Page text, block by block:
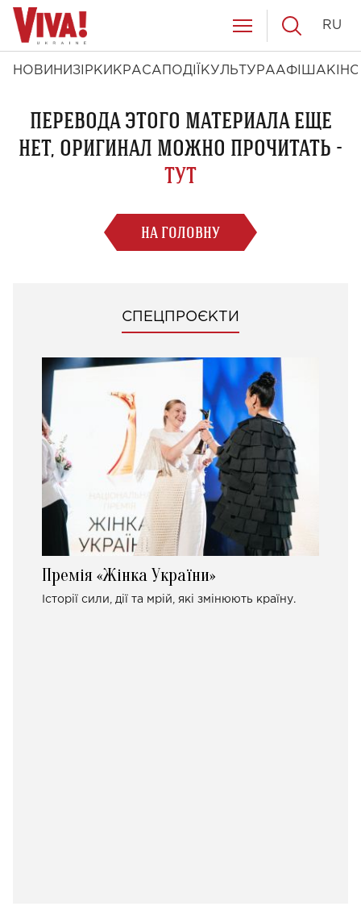
НОВИНИ ЗІРКИ КРАСА ПОДІЇ КУЛЬТУРААФІША КІНО
RU
ПЕРЕВОДА ЭТОГО МАТЕРИАЛА ЕЩЕ
НЕТ, ОРИГИНАЛ МОЖНО ПРОЧИТАТЬ -
ТУТ
НА ГОЛОВНУ
СПЕЦПРОЄКТИ
Премія «Жінка України»
Історії сили, дії та мрій, які змінюють країну.